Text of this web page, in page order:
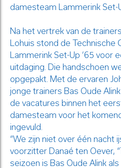
damesteam Lammerink Set-
Na het vertrek van de
Lohuis stond de Technische
Lammerink Set-Up ’65 voor
uitdaging. Die handschoen
opgepakt. Met de ervaren
jonge trainers Bas Oude
de vacatures binnen het
damesteam voor het
ingevuld.
“We zijn niet over één nacht
voorzitter Danaé ten Oever,
seizoen is Bas Oude Alink